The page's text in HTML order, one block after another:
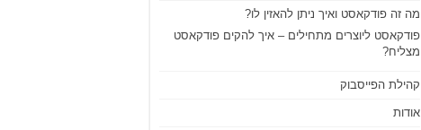
מה זה פודקאסט ואיך ניתן להאזין לו?
פודקאסט ליוצרים מתחילים – איך להקים פודקאסט
מצליח?
קהילת הפייסבוק
אודות